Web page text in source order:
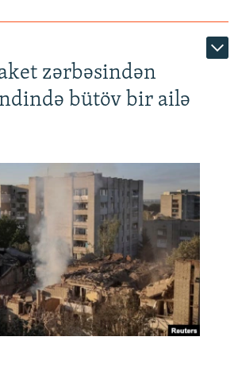
zərbəsindən
bütöv bir ailə